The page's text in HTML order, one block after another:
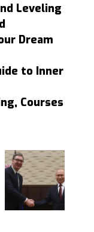
Leveling
Dream
to Inner
Courses